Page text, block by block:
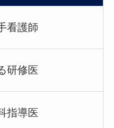
看護師
研修医
指導医